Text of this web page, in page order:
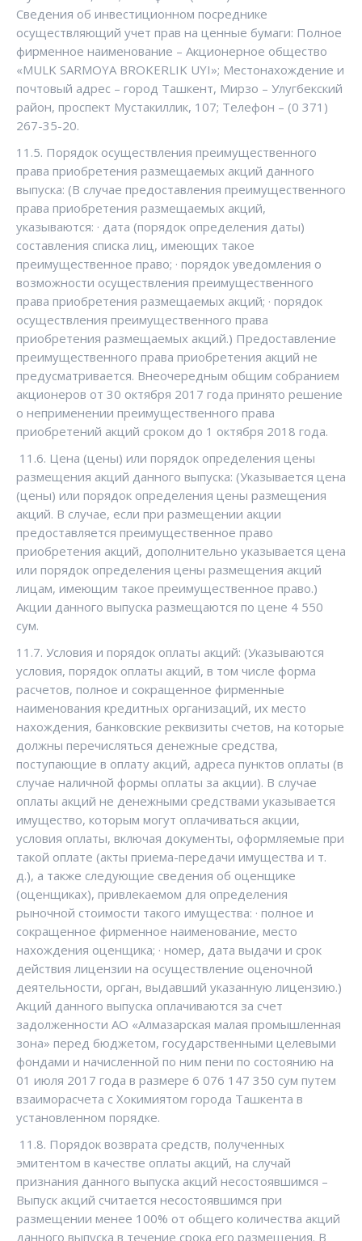
Сведения об инвестиционном посреднике
осуществляющий учет прав на ценные бумаги: Полное
фирменное наименование – Акционерное общество
«MULK SARMOYA BROKERLIK UYI»; Местонахождение и
почтовый адрес – город Ташкент, Мирзо – Улугбекский
район, проспект Мустакиллик, 107; Телефон – (0 371)
267-35-20.
11.5. Порядок осуществления преимущественного
права приобретения размещаемых акций данного
выпуска: (В случае предоставления преимущественного
права приобретения размещаемых акций,
указываются: · дата (порядок определения даты)
составления списка лиц, имеющих такое
преимущественное право; · порядок уведомления о
возможности осуществления преимущественного
права приобретения размещаемых акций; · порядок
осуществления преимущественного права
приобретения размещаемых акций.) Предоставление
преимущественного права приобретения акций не
предусматривается. Внеочередным общим собранием
акционеров от 30 октября 2017 года принято решение
о неприменении преимущественного права
приобретений акций сроком до 1 октября 2018 года.
11.6. Цена (цены) или порядок определения цены
размещения акций данного выпуска: (Указывается цена
(цены) или порядок определения цены размещения
акций. В случае, если при размещении акции
предоставляется преимущественное право
приобретения акций, дополнительно указывается цена
или порядок определения цены размещения акций
лицам, имеющим такое преимущественное право.)
Акции данного выпуска размещаются по цене 4 550
сум.
11.7. Условия и порядок оплаты акций: (Указываются
условия, порядок оплаты акций, в том числе форма
расчетов, полное и сокращенное фирменные
наименования кредитных организаций, их место
нахождения, банковские реквизиты счетов, на которые
должны перечисляться денежные средства,
поступающие в оплату акций, адреса пунктов оплаты (в
случае наличной формы оплаты за акции). В случае
оплаты акций не денежными средствами указывается
имущество, которым могут оплачиваться акции,
условия оплаты, включая документы, оформляемые при
такой оплате (акты приема-передачи имущества и т.
д.), а также следующие сведения об оценщике
(оценщиках), привлекаемом для определения
рыночной стоимости такого имущества: · полное и
сокращенное фирменное наименование, место
нахождения оценщика; · номер, дата выдачи и срок
действия лицензии на осуществление оценочной
деятельности, орган, выдавший указанную лицензию.)
Акций данного выпуска оплачиваются за счет
задолженности АО «Алмазарская малая промышленная
зона» перед бюджетом, государственными целевыми
фондами и начисленной по ним пени по состоянию на
01 июля 2017 года в размере 6 076 147 350 сум путем
взаиморасчета с Хокимиятом города Ташкента в
установленном порядке.
11.8. Порядок возврата средств, полученных
эмитентом в качестве оплаты акций, на случай
признания данного выпуска акций несостоявшимся –
Выпуск акций считается несостоявшимся при
размещении менее 100% от общего количества акций
данного выпуска в течение срока его размещения. В